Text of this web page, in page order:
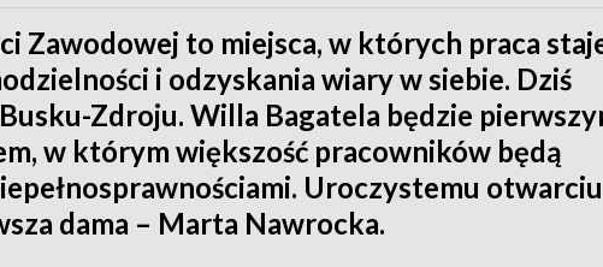
Zawodowej to miejsca, w których praca
i odzyskania wiary w siebie. Dziś
Zdroju. Willa Bagatela będzie
w którym większość pracowników będą
Uroczystemu otwarciu
dama – Marta Nawrocka.